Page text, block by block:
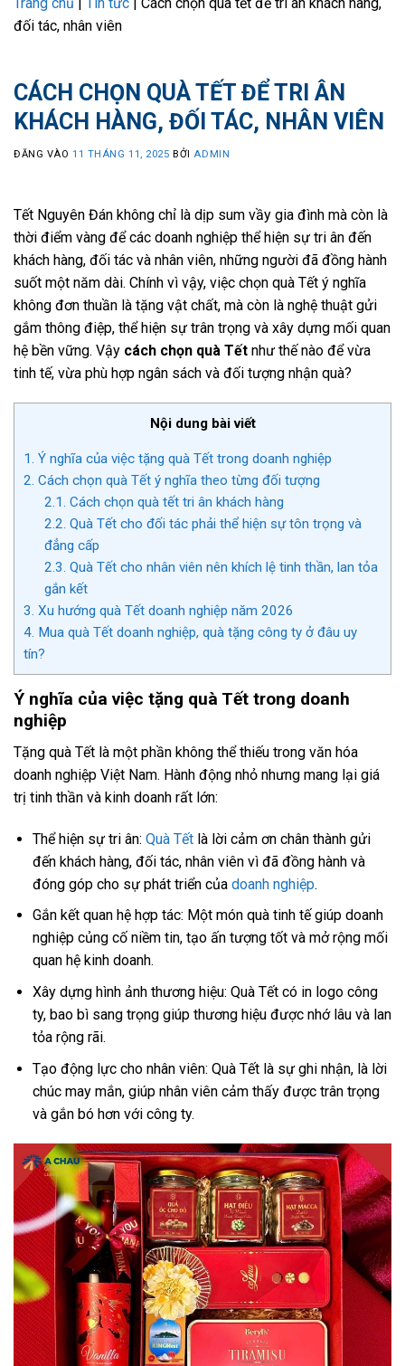
đối tác, nhân viên
CÁCH CHỌN QUÀ TẾT ĐỂ TRI ÂN
KHÁCH HÀNG, ĐỐI TÁC, NHÂN VIÊN
ĐĂNG VÀO11 THÁNG 11, 2025 BỞI ADMIN
Tết Nguyên Đán không chỉ là dịp sum vầy gia đình mà còn là
thời điểm vàng để các doanh nghiệp thể hiện sự tri ân đến
khách hàng, đối tác và nhân viên, những người đã đồng hành
suốt một năm dài. Chính vì vậy, việc chọn quà Tết ý nghĩa
không đơn thuần là tặng vật chất, mà còn là nghệ thuật gửi
gắm thông điệp, thể hiện sự trân trọng và xây dựng mối quan
hệ bền vững. Vậy cách chọn quà Tết như thế nào để vừa
tinh tế, vừa phù hợp ngân sách và đối tượng nhận quà?
Nội dung bài viết
1. Ý nghĩa của việc tặng quà Tết trong doanh nghiệp
2. Cách chọn quà Tết ý nghĩa theo từng đối tượng
2.1. Cách chọn quà tết tri ân khách hàng
2.2. Quà Tết cho đối tác phải thể hiện sự tôn trọng và
đẳng cấp
2.3. Quà Tết cho nhân viên nên khích lệ tinh thần, lan tỏa
gắn kết
3. Xu hướng quà Tết doanh nghiệp năm 2026
4. Mua quà Tết doanh nghiệp, quà tặng công ty ở đâu uy
tín?
Ý nghĩa của việc tặng quà Tết trong doanh
nghiệp
Tặng quà Tết là một phần không thể thiếu trong văn hóa
doanh nghiệp Việt Nam. Hành động nhỏ nhưng mang lại giá
trị tinh thần và kinh doanh rất lớn:
Thể hiện sự tri ân: Quà Tếtlà lời cảm ơn chân thành gửi
đến khách hàng, đối tác, nhân viên vì đã đồng hành và
đóng góp cho sự phát triển của doanh nghiệp.
Gắn kết quan hệ hợp tác: Một món quà tinh tế giúp doanh
nghiệp củng cố niềm tin, tạo ấn tượng tốt và mở rộng mối
quan hệ kinh doanh.
Xây dựng hình ảnh thương hiệu: Quà Tết có in logo công
ty, bao bì sang trọng giúp thương hiệu được nhớ lâu và lan
tỏa rộng rãi.
Tạo động lực cho nhân viên: Quà Tết là sự ghi nhận, là lời
chúc may mắn, giúp nhân viên cảm thấy được trân trọng
và gắn bó hơn với công ty.